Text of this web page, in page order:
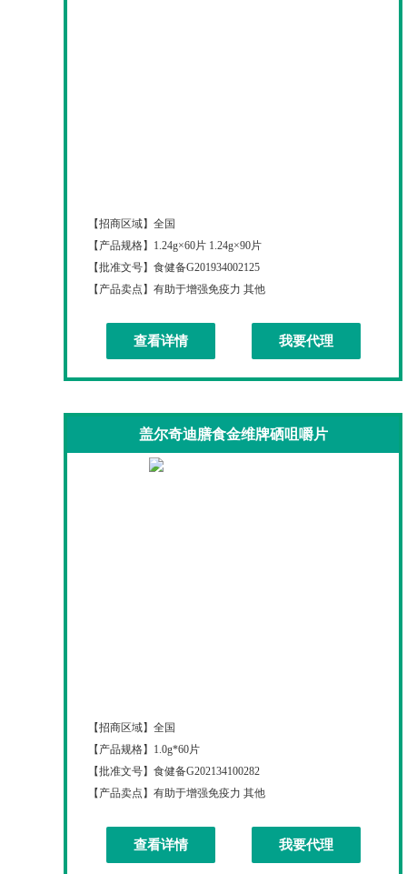
【招商区域】 全国
【产品规格】
1.24g×60片 1.24g×90片
【批准文号】 食健备G201934002125
【产品卖点】 有助于增强免疫力 其他
查看详情 我要代理
盖尔奇迪膳食金维牌硒咀嚼片
【招商区域】 全国
【产品规格】
1.0g*60片
【批准文号】 食健备G202134100282
【产品卖点】 有助于增强免疫力 其他
查看详情 我要代理